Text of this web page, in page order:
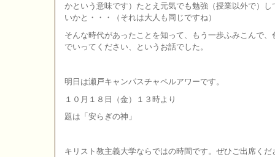
かという意味です）たとえ元気でも勉強（授業以外で）
いかと・・・（それは大人も同じですね）
そんな時代があったことを知って、もう一歩ふみこんで
でいってください、というお話でした。
明日は瀬戸キャンパスチャペルアワーです。
１０月１８日（金）１３時より
題は「安らぎの神」
キリスト教主義大学ならではの時間です。ぜひご出席くだ